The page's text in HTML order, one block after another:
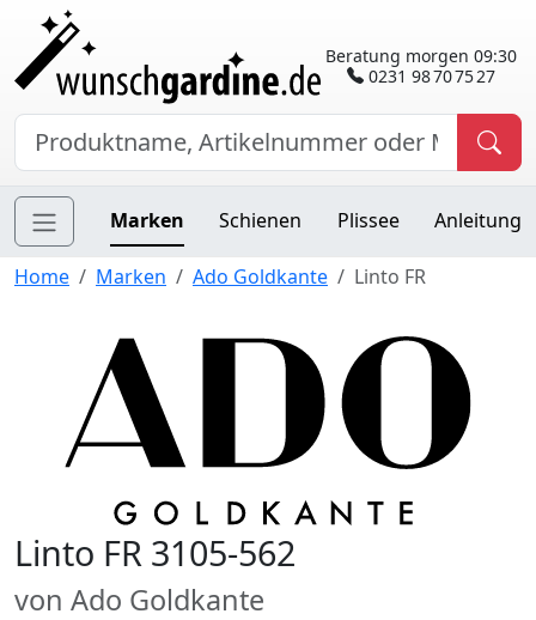
Beratung morgen 09:30
0231 98 70 75 27
Marken Schienen Plissee Anleitung
Home Marken Ado Goldkante Linto FR
Linto FR 3105-562
von Ado Goldkante